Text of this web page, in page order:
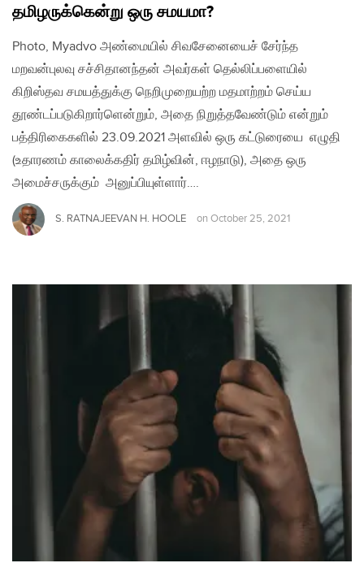
தமிழருக்கென்று ஒரு சமயமா?
Photo, Myadvo அண்மையில் சிவசேனையைச் சேர்ந்த
மறவன்புலவு சச்சிதானந்தன் அவர்கள் தெல்லிப்பளையில்
கிறிஸ்தவ சமயத்துக்கு நெறிமுறையற்ற மதமாற்றம் செய்ய
தூண்டப்படுகிறார்ளென்றும், அதை நிறுத்தவேண்டும் என்றும்
பத்திரிகைகளில் 23.09.2021 அளவில் ஒரு கட்டுரையை எழுதி
(உதாரணம் காலைக்கதிர் தமிழ்வின், ஈழநாடு), அதை ஒரு
அமைச்சருக்கும் அனுப்பியுள்ளார்….
S. RATNAJEEVAN H. HOOLE on October 25, 2021